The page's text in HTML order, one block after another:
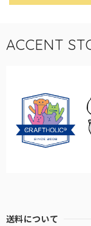
ACCENT
送料について